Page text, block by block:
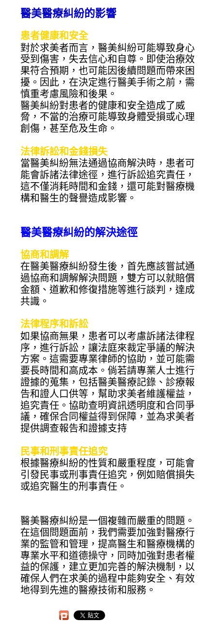
醫美醫療糾紛的影響
患者健康和安全
對於求美者而言，醫美糾紛可能導致身心
受到傷害，失去信心和自尊。即使治療效
果符合預期，也可能因後續問題而帶來困
擾。因此，在決定進行醫美手術之前，需
慎重考慮風險和後果。
醫美糾紛對患者的健康和安全造成了威
脅，不當的治療可能導致身體受損或心理
創傷，甚至危及生命。
法律訴訟和金錢損失
當醫美糾紛無法通過協商解決時，患者可
能會訴諸法律途徑，進行訴訟追究責任，
這不僅消耗時間和金錢，還可能對醫療機
構和醫生的聲譽造成影響。
醫美醫療糾紛的解決途徑
協商和調解
在醫美醫療糾紛發生後，首先應該嘗試通
過協商和調解解決問題，雙方可以就賠償
金額、道歉和修復措施等進行談判，達成
共識。
法律程序和訴訟
如果協商無果，患者可以考慮訴諸法律程
序，進行訴訟，讓法庭來裁定爭議的解決
方案。這需要專業律師的協助，並可能需
要長時間和高成本。倘若請專業人士進行
證據的蒐集，包括醫美醫療記錄、診療報
告和證人口供等，幫助求美者維護權益，
追究責任。協助查明資訊透明度和合同爭
議，確保合同權益得到保障，並為求美者
提供調查報告和證據支持
民事和刑事責任追究
根據醫療糾紛的性質和嚴重程度，可能會
引發民事或刑事責任追究，例如賠償損失
或追究醫生的刑事責任。
醫美醫療糾紛是一個複雜而嚴重的問題。
在這個問題面前，我們需要加強對醫療行
業的監管和管理，提高醫生和醫療機構的
專業水平和道德操守，同時加強對患者權
益的保護，建立更加完善的解決機制，以
確保人們在求美的過程中能夠安全、有效
地得到先進的醫療技術和服務。